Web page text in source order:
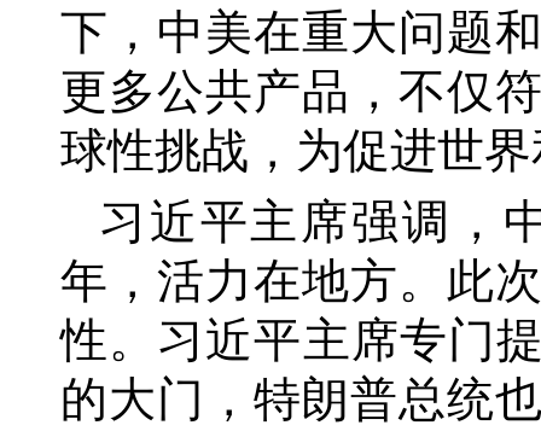
下，中美在重大问题
更多公共产品，不仅
球性挑战，为促进世
习近平主席强调，
年，活力在地方。此
性。习近平主席专门
的大门，特朗普总统